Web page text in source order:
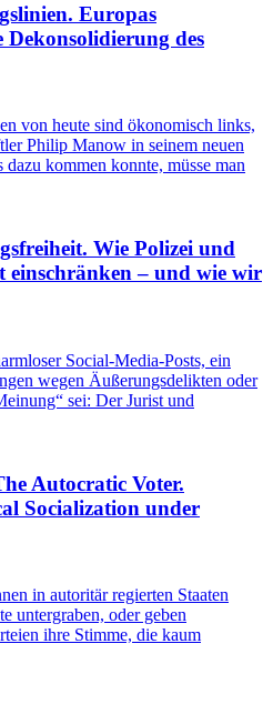
Europas
Dekonsolidierung des
von heute sind ökonomisch links,
Philip Manow in seinem neuen
kommen konnte, müsse man
Wie Polizei und
einschränken – und wie wir
Social-Media-Posts, ein
wegen Äußerungsdelikten oder
sei: Der Jurist und
Autocratic Voter.
Socialization under
in autoritär regierten Staaten
untergraben, oder geben
ihre Stimme, die kaum